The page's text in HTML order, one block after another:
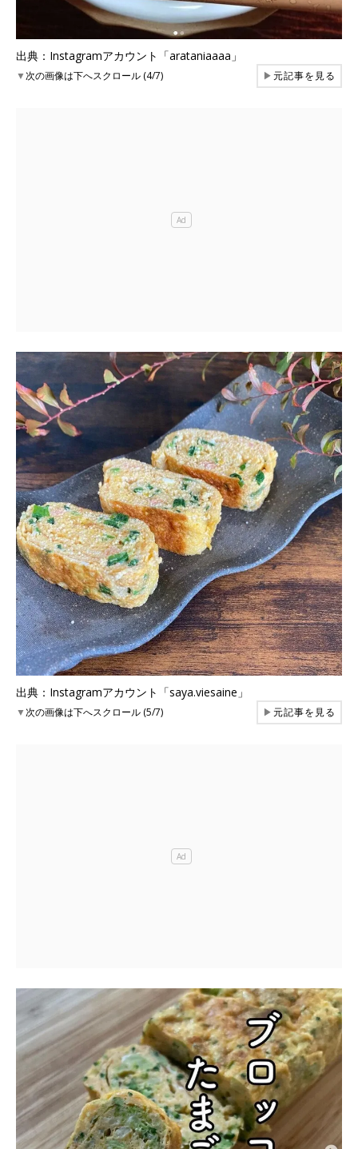
出典：Instagramアカウント「arataniaaaa」
▼次の画像は下へスクロール (4/7) ▶元記事を見る
出典：Instagramアカウント「saya.viesaine」
▼次の画像は下へスクロール (5/7) ▶元記事を見る